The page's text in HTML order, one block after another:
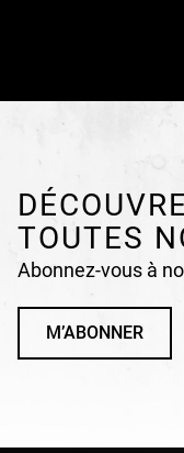
TOUTES
Abonnez-vous à
M’ABONNER